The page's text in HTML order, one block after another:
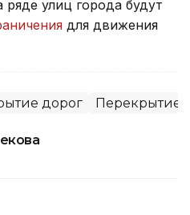
ряде улиц города будут
для движения
дорог Перекрытие